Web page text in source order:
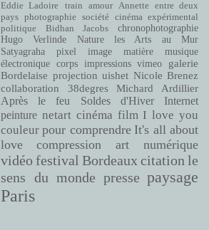
Eddie Ladoire
train amour Annette entre deux
pays photographie société cinéma expérimental
politique
Bidhan Jacobs
chronophotographie
Hugo Verlinde
Nature
les Arts au Mur
Satyagraha
pixel image matière
musique
électronique corps impressions vimeo
galerie
Bordelaise projection uishet Nicole Brenez
collaboration
38degres
Michard Ardillier
Après le feu
Soldes d'Hiver
Internet
peinture netart cinéma film I love you
couleur pour comprendre It's all about
love
compression art numérique
vidéo festival Bordeaux citation le
sens du monde presse paysage
Paris